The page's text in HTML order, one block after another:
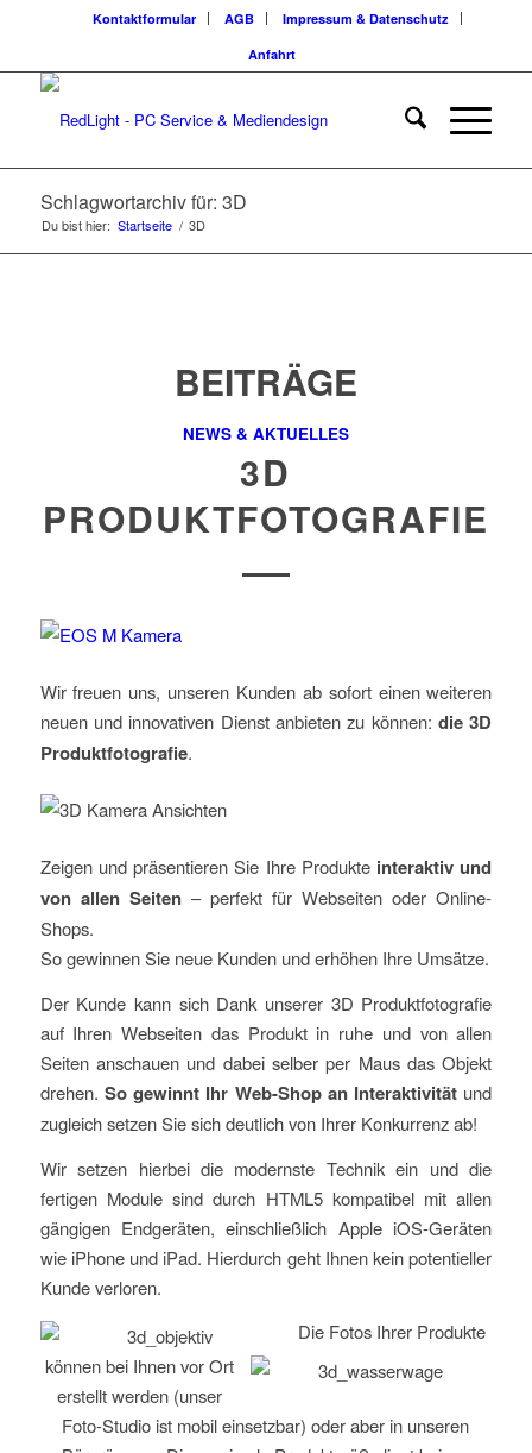
Kontaktformular AGB
Impressum & Datenschutz
Anfahrt
Schlagwortarchiv für: 3D
Du bist hier: Startseite / 3D
BEITRÄGE
NEWS & AKTUELLES
3D
PRODUKTFOTOGRAFIE
Wir freuen uns, unseren Kunden ab sofort einen weiteren
neuen und innovativen Dienst anbieten zu können:die 3D
Produktfotografie.
Zeigen und präsentieren Sie Ihre Produkte interaktiv und
von allen Seiten– perfekt für Webseiten oder Online-
Shops.
So gewinnen Sie neue Kunden und erhöhen Ihre Umsätze.
Der Kunde kann sich Dank unserer 3D Produktfotografie
auf Ihren Webseiten das Produkt in ruhe und von allen
Seiten anschauen und dabei selber per Maus das Objekt
drehen. So gewinnt Ihr Web-Shop an Interaktivität und
zugleich setzen Sie sich deutlich von Ihrer Konkurrenz ab!
Wir setzen hierbei die modernste Technik ein und die
fertigen Module sind durch HTML5 kompatibel mit allen
gängigen Endgeräten, einschließlich Apple iOS-Geräten
wie iPhone und iPad. Hierdurch geht Ihnen kein potentieller
Kunde verloren.
Die Fotos Ihrer Produkte
können bei Ihnen vor Ort
erstellt werden (unser
Foto-Studio ist mobil einsetzbar) oder aber in unseren